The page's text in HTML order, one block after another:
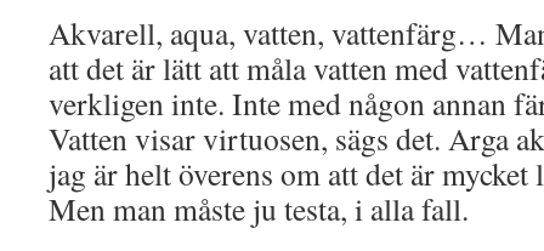
Akvarell, aqua, vatten, vattenfärg…
att det är lätt att måla vatten med
verkligen inte. Inte med någon annan
Vatten visar virtuosen, sägs det. Arga
jag är helt överens om att det är
Men man måste ju testa, i alla fall.